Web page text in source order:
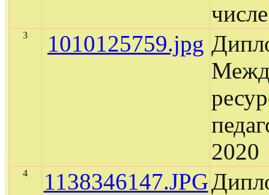
3 1010125759.jpg
2020
4 1138346147.JPG